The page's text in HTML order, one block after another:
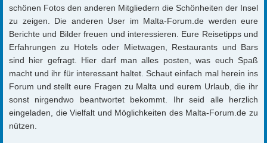
schönen Fotos den anderen Mitgliedern die Schönheiten der Insel
zu zeigen. Die anderen User im Malta-Forum.de werden eure
Berichte und Bilder freuen und interessieren. Eure Reisetipps und
Erfahrungen zu Hotels oder Mietwagen, Restaurants und Bars
sind hier gefragt. Hier darf man alles posten, was euch Spaß
macht und ihr für interessant haltet. Schaut einfach mal herein ins
Forum und stellt eure Fragen zu Malta und eurem Urlaub, die ihr
sonst nirgendwo beantwortet bekommt. Ihr seid alle herzlich
eingeladen, die Vielfalt und Möglichkeiten des Malta-Forum.de zu
nützen.